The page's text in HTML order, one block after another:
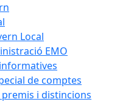
Local
EMO
de comptes
premis i distincions